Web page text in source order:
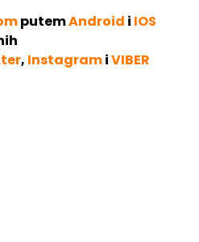
putemAndroid i IOS
, InstagramiVIBER